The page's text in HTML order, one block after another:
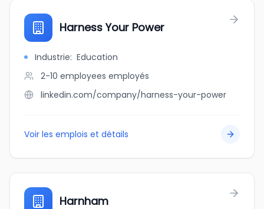
Harness Your Power
Industrie: Education
2-10 employees employés
linkedin.com/company/harness-your-power
Voir les emplois et détails
Harnham